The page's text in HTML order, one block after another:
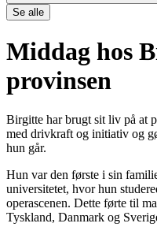
Se alle
Middag hos
provinsen
Birgitte har brugt sit liv på at
med drivkraft og initiativ og
hun går.
Hun var den første i sin
universitetet, hvor hun
operascenen. Dette førte til
Tyskland, Danmark og